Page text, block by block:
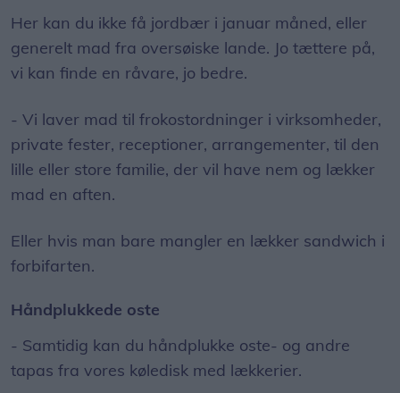
Her kan du ikke få jordbær i januar måned, eller
generelt mad fra oversøiske lande. Jo tættere på,
vi kan finde en råvare, jo bedre.
- Vi laver mad til frokostordninger i virksomheder,
private fester, receptioner, arrangementer, til den
lille eller store familie, der vil have nem og lækker
mad en aften.
Eller hvis man bare mangler en lækker sandwich i
forbifarten.
Håndplukkede oste
- Samtidig kan du håndplukke oste- og andre
tapas fra vores køledisk med lækkerier.